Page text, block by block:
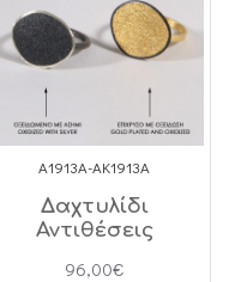
A1913A-AK1913A
Δαχτυλίδι
Αντιθέσεις
96,00€